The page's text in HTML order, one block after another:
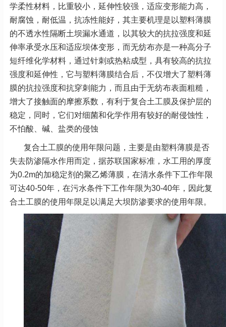
学柔性材料，比重较小，延伸性较强，适应变形能力高，
耐腐蚀，耐低温，抗冻性能好，其主要机理是以塑料薄膜
的不透水性隔断土坝漏水通道，以其较大的抗拉强度和延
伸率承受水压和适应坝体变形，而无纺布亦是一种高分子
短纤维化学材料，通过针刺或热粘成型，具有较高的抗拉
强度和延伸性，它与塑料薄膜结合后，不仅增大了塑料薄
膜的抗拉强度和抗穿刺能力，而且由于无纺布表面粗糙，
增大了接触面的摩擦系数，有利于复合土工膜及保护层的
稳定，同时，它们对细菌和化学作用有较好的耐侵蚀性，
不怕酸、碱、盐类的侵蚀
复合土工膜的使用年限问题，主要是由塑料薄膜是否
失去防渗隔水作用而定，据苏联国家标准，水工用的厚度
为0.2m的加稳定剂的聚乙烯薄膜，在清水条件下工作年限
可达40-50年，在污水条件下工作年限为30-40年，因此复
合土工膜的使用年限足以满足大坝防渗要求的使用年限。